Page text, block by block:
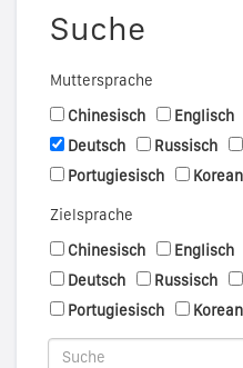
Suche
Muttersprache
Chinesisch
Englisch
Deutsch
Russisch
Portugiesisch
Zielsprache
Chinesisch
Englisch
Deutsch
Russisch
Portugiesisch